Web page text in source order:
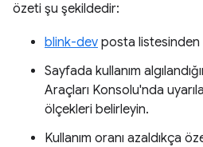
özeti şu şekildedir:
blink-dev posta listesinden
Sayfada kullanım
Araçları Konsolu'nda
ölçekleri belirleyin.
Kullanım oranı azaldıkça